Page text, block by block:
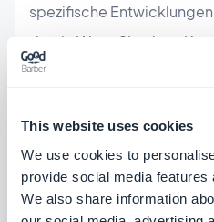
This website uses cookies
We use cookies to
provide social media
We also share information
spezifische
durch. Wenn Sie einen
mit GoodBarber nicht
Dienste+ wird Ihre Anfrage
Durchführbarkeit des
Kostenvoranschlag